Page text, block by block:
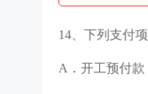
14、下列支付
A．开工预付款